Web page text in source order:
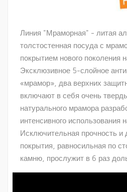
Линия "Мраморная" - литая
толстостенная посуда с
покрытием нового поколения
Эксклюзивное 5-слойное
«мрамор», два верхних
включают в себя очень
натурального мрамора
интенсивного использования
Исключительная прочность и
покрытия, равносильная по
камню, прослужит в 6 раз